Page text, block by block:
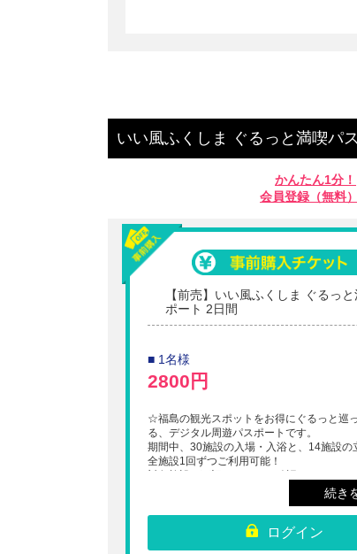
いい風ふくしま ぐるっと満喫パ
かんたん1分！
会員登録（無料
【前売】いい風ふくしま ぐるっ
ポート 2日間
■ 1名様
2800円
☆福島の観光スポットをお得にぐるっと巡
る、デジタル周遊パスポートです。
期間中、30施設の入場・入浴と、14施設の
全施設1回ずつご利用可能！
https://www.excite-fukushima.com/
▼利用期間
※チケット有効期間は1施設目の利用日より
す。
続き
ログイン